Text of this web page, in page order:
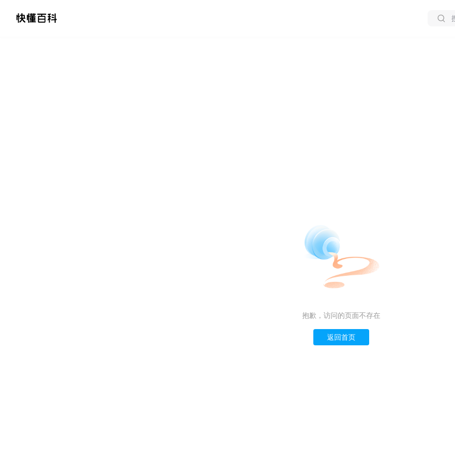
抱歉，访问的页面不存在
返回首页